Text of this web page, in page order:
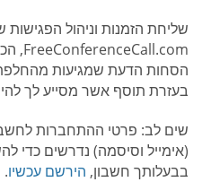
שליחת הזמנות וניהול
הסחות הדעת שמגיעות
בעזרת תוסף אשר מסייע לך
(אימייל וסיסמה) נדרשים כדי
בבעלותך חשבון, הירשם עכשיו.